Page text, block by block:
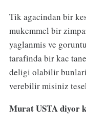
Tik agacindan bir
mukemmel bir
yaglanmis ve
tarafinda bir kac
deligi olabilir
verebilir misiniz
Murat USTAdiyor